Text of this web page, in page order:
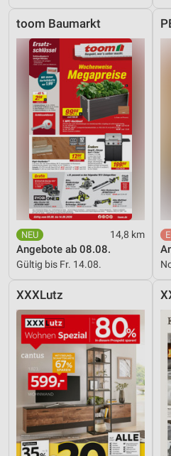
toom Baumarkt
14,8 km
Angebote ab 08.08.
Gültig bis Fr. 14.08.
XXXLutz